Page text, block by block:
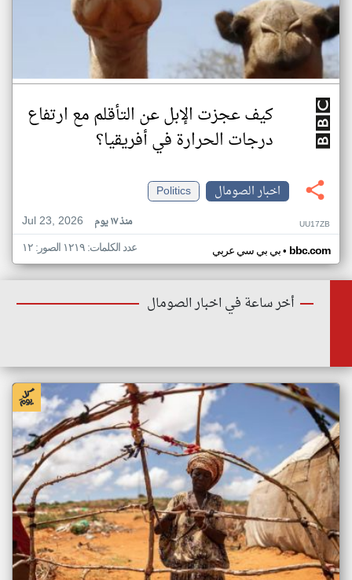
كيف عجزت الإبل عن التأقلم مع ارتفاع
درجات الحرارة في أفريقيا؟
اخبار الصومال
Politics
Jul 23, 2026
منذ ١٧ يوم UU17ZB
بي بي سي عربي• bbc.com عدد الكلمات: ١٢١٩ الصور: ١٢
أخر ساعة في اخبار الصومال